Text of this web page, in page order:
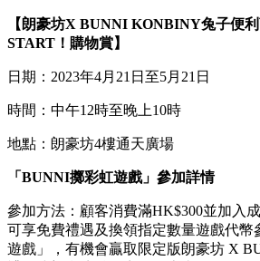
【朗豪坊X BUNNI KONBINY兔子便
START！購物賞】
日期：2023年4月21日至5月21日
時間：中午12時至晚上10時
地點：朗豪坊4樓通天廣場
「BUNNI擲彩虹遊戲」參加詳情
參加方法：顧客消費滿HK$300並加入
可享免費禮遇及換領指定數量遊戲代
遊戲」，有機會贏取限定版朗豪坊 X